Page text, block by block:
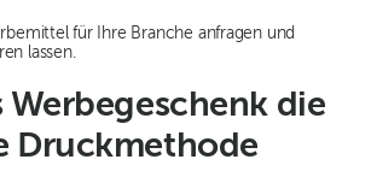
für Ihre Branche anfragen und
lassen.
Werbegeschenk die
Druckmethode